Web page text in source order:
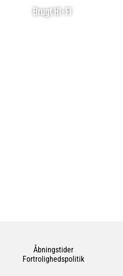
Brugt HI-FI
Åbningstider
Fortrolighedspolitik